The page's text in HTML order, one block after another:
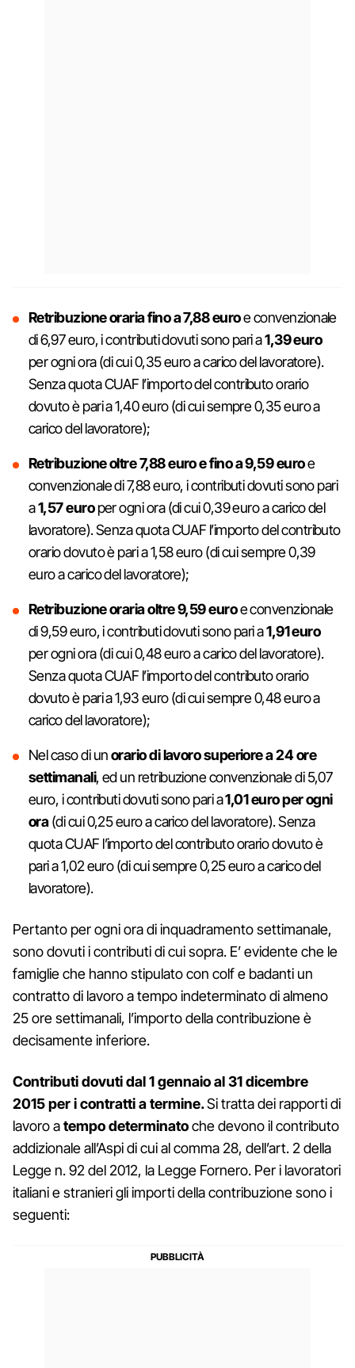
Retribuzione oraria fino a 7,88 euroe convenzionale
di 6,97 euro, i contributi dovuti sono pari a1,39 euro
per ogni ora (di cui 0,35 euro a carico del lavoratore).
Senza quota CUAF l’importo del contributo orario
dovuto è pari a 1,40 euro (di cui sempre 0,35 euro a
carico del lavoratore);
Retribuzione oltre 7,88 euro e fino a 9,59 euroe
convenzionale di 7,88 euro, i contributi dovuti sono pari
a1,57 europer ogni ora (di cui 0,39 euro a carico del
lavoratore). Senza quota CUAF l’importo del contributo
orario dovuto è pari a 1,58 euro (di cui sempre 0,39
euro a carico del lavoratore);
Retribuzione oraria oltre 9,59 euroe convenzionale
di 9,59 euro, i contributi dovuti sono pari a1,91 euro
per ogni ora (di cui 0,48 euro a carico del lavoratore).
Senza quota CUAF l’importo del contributo orario
dovuto è pari a 1,93 euro (di cui sempre 0,48 euro a
carico del lavoratore);
Nel caso di unorario di lavoro superiore a 24 ore
settimanali, ed un retribuzione convenzionale di 5,07
euro, i contributi dovuti sono pari a1,01 euro per ogni
ora(di cui 0,25 euro a carico del lavoratore). Senza
quota CUAF l’importo del contributo orario dovuto è
pari a 1,02 euro (di cui sempre 0,25 euro a carico del
lavoratore).
Pertanto per ogni ora di inquadramento settimanale,
sono dovuti i contributi di cui sopra. E’ evidente che le
famiglie che hanno stipulato con colf e badanti un
contratto di lavoro a tempo indeterminato di almeno
25 ore settimanali, l’importo della contribuzione è
decisamente inferiore.
Contributi dovuti dal 1 gennaio al 31 dicembre
2015 per i contratti a termine.Si tratta dei rapporti di
lavoro atempo determinatoche devono il contributo
addizionale all’Aspi di cui al comma 28, dell’art. 2 della
Legge n. 92 del 2012, la Legge Fornero. Per i lavoratori
italiani e stranieri gli importi della contribuzione sono i
seguenti: